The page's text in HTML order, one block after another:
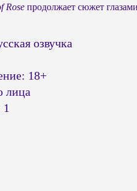
Rose продолжает сюжет
озвучка
18+
лица